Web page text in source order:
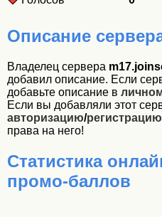
Описание
Владелец сервера
добавил описание. Если
добавьте описание в
Если вы добавляли этот
авторизацию/регистрацию
права на него!
Статистика
промо-баллов